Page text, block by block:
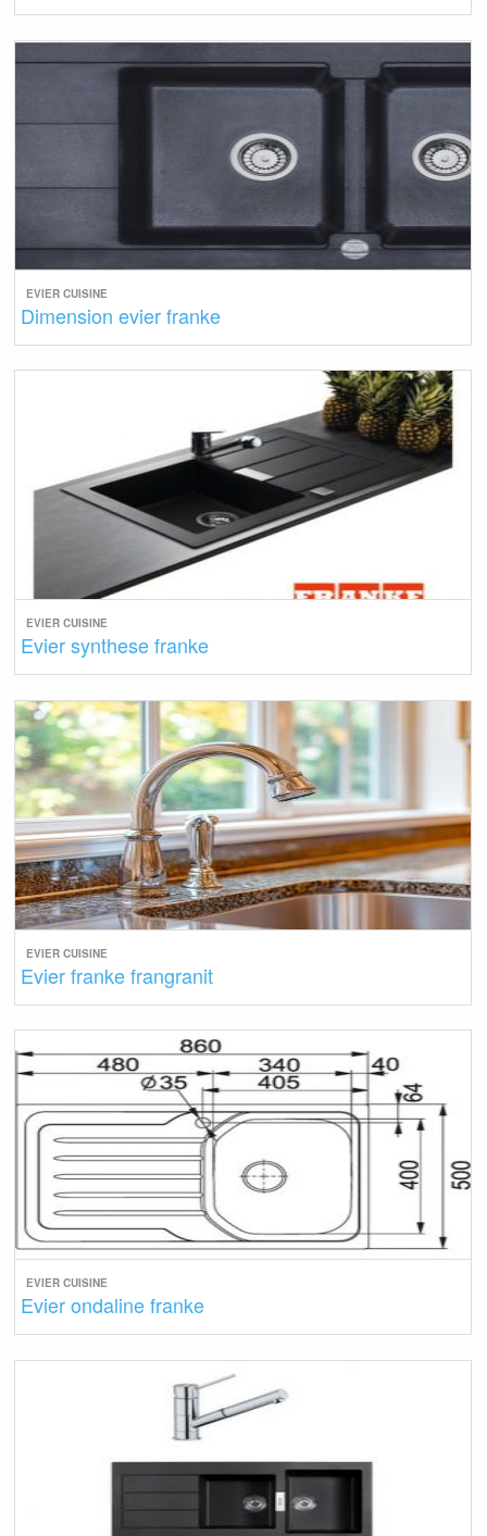
EVIER CUISINE
Dimension evier franke
EVIER CUISINE
Evier synthese franke
EVIER CUISINE
Evier franke frangranit
EVIER CUISINE
Evier ondaline franke